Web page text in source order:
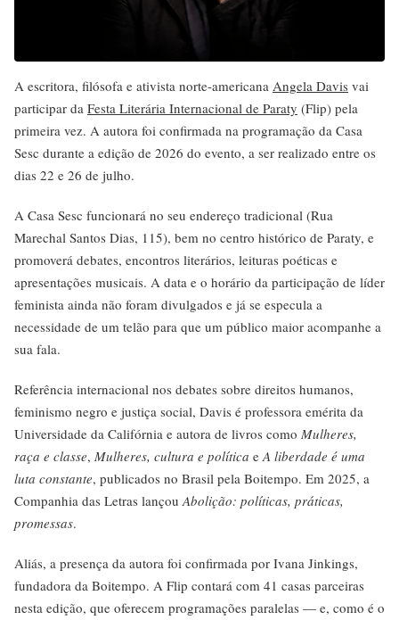
A escritora, filósofa e ativista norte-americana Angela Davis vai
participar da Festa Literária Internacional de Paraty (Flip) pela
primeira vez. A autora foi confirmada na programação da Casa
Sesc durante a edição de 2026 do evento, a ser realizado entre os
dias 22 e 26 de julho.
A Casa Sesc funcionará no seu endereço tradicional (Rua
Marechal Santos Dias, 115), bem no centro histórico de Paraty, e
promoverá debates, encontros literários, leituras poéticas e
apresentações musicais. A data e o horário da participação de líder
feminista ainda não foram divulgados e já se especula a
necessidade de um telão para que um público maior acompanhe a
sua fala.
Referência internacional nos debates sobre direitos humanos,
feminismo negro e justiça social, Davis é professora emérita da
Universidade da Califórnia e autora de livros como Mulheres,
raça e classe, Mulheres, cultura e política eA liberdade é uma
luta constante, publicados no Brasil pela Boitempo. Em 2025, a
Companhia das Letras lançouAbolição: políticas, práticas,
promessas.
Aliás, a presença da autora foi confirmada por Ivana Jinkings,
fundadora da Boitempo. A Flip contará com 41 casas parceiras
nesta edição, que oferecem programações paralelas — e, como é o